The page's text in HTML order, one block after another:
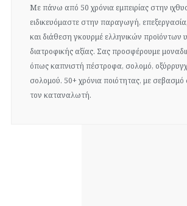
Με πάνω από 50 χρόνια εμπειρίας στην
ειδικευόμαστε στην παραγωγή,
και διάθεση γκουρμέ ελληνικών προϊόντων
διατροφικής αξίας. Σας προσφέρουμε
όπως καπνιστή πέστροφα, σολομό,
σολομού. 50+ χρόνια ποιότητας, με
τον καταναλωτή.